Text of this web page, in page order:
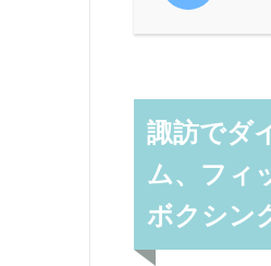
諏訪でダ
ム、フィ
ボクシン